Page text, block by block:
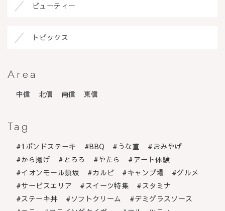
ビューティー
トピックス
Area
中信 北信 南信 東信
Tag
1ポンドステーキ BBQ うな重
おみやげ
から揚げ
とろろ やたら
アート体験
イオンモール須坂
カルビ キャンプ場
グルメ
サービスエリア
スイーツ特集
スタミナ
ステーキ丼
ソフトクリーム
デミグラスソース